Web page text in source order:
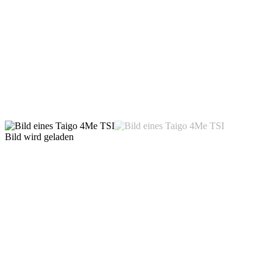
Bild wird geladen